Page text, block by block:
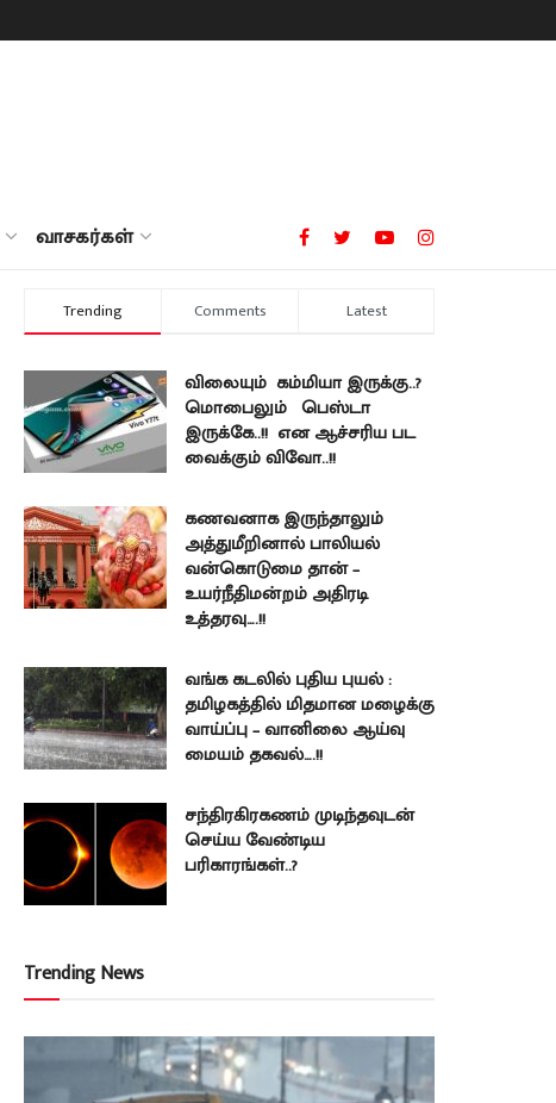
வாசகர்கள்
Trending Comments Latest
விலையும் கம்மியா இருக்கு..?
மொபைலும் பெஸ்டா
இருக்கே..!! என ஆச்சரிய பட
வைக்கும் விவோ..!!
கணவனாக இருந்தாலும்
அத்துமீறினால் பாலியல்
வன்கொடுமை தான் –
உயர்நீதிமன்றம் அதிரடி
உத்தரவு….!!
வங்க கடலில் புதிய புயல் :
தமிழகத்தில் மிதமான மழைக்கு
வாய்ப்பு – வானிலை ஆய்வு
மையம் தகவல்….!!
சந்திரகிரகணம் முடிந்தவுடன்
செய்ய வேண்டிய
பரிகாரங்கள்..?
Trending News